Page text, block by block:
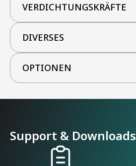
VERDICHTUNGSKRÄFTE
DIVERSES
OPTIONEN
Support & Downloads